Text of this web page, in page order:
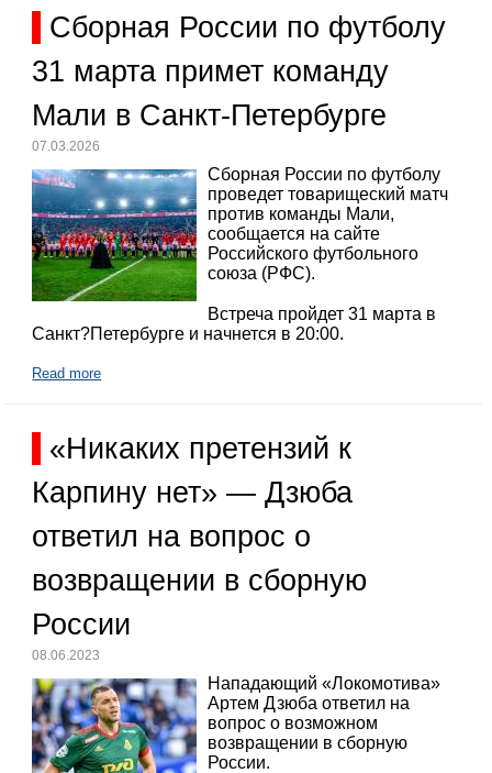
Сборная России по футболу
31 марта примет команду
Мали в Санкт-Петербурге
07.03.2026
Сборная России по футболу
проведет товарищеский матч
против команды Мали,
сообщается на сайте
Российского футбольного
союза (РФС).
Встреча пройдет 31 марта в
Санкт?Петербурге и начнется в 20:00.
Read more
«Никаких претензий к
Карпину нет» — Дзюба
ответил на вопрос о
возвращении в сборную
России
08.06.2023
Нападающий «Локомотива»
Артем Дзюба ответил на
вопрос о возможном
возвращении в сборную
России.